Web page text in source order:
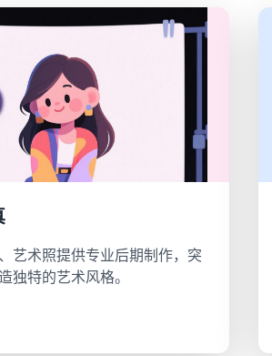
艺术照提供专业后期制作，突
独特的艺术风格。